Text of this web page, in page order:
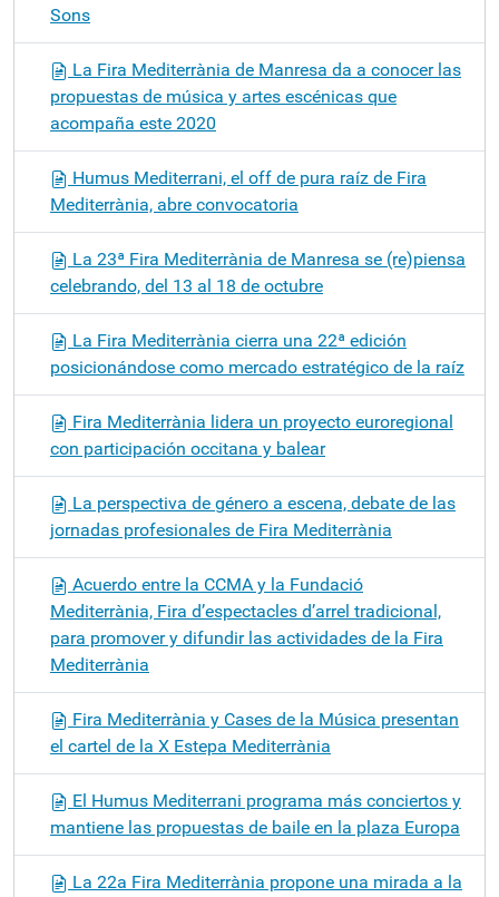
Sons
La Fira Mediterrània de Manresa da a conocer las
propuestas de música y artes escénicas que
acompaña este 2020
Humus Mediterrani, el off de pura raíz de Fira
Mediterrània, abre convocatoria
La 23ª Fira Mediterrània de Manresa se (re)piensa
celebrando, del 13 al 18 de octubre
La Fira Mediterrània cierra una 22ª edición
posicionándose como mercado estratégico de la raíz
Fira Mediterrània lidera un proyecto euroregional
con participación occitana y balear
La perspectiva de género a escena, debate de las
jornadas profesionales de Fira Mediterrània
Acuerdo entre la CCMA y la Fundació
Mediterrània, Fira d’espectacles d’arrel tradicional,
para promover y difundir las actividades de la Fira
Mediterrània
Fira Mediterrània y Cases de la Música presentan
el cartel de la X Estepa Mediterrània
El Humus Mediterrani programa más conciertos y
mantiene las propuestas de baile en la plaza Europa
La 22a Fira Mediterrània propone una mirada a la